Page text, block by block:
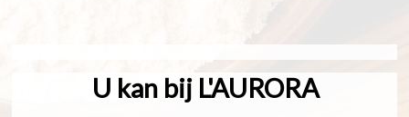
U kan bij L'AURORA